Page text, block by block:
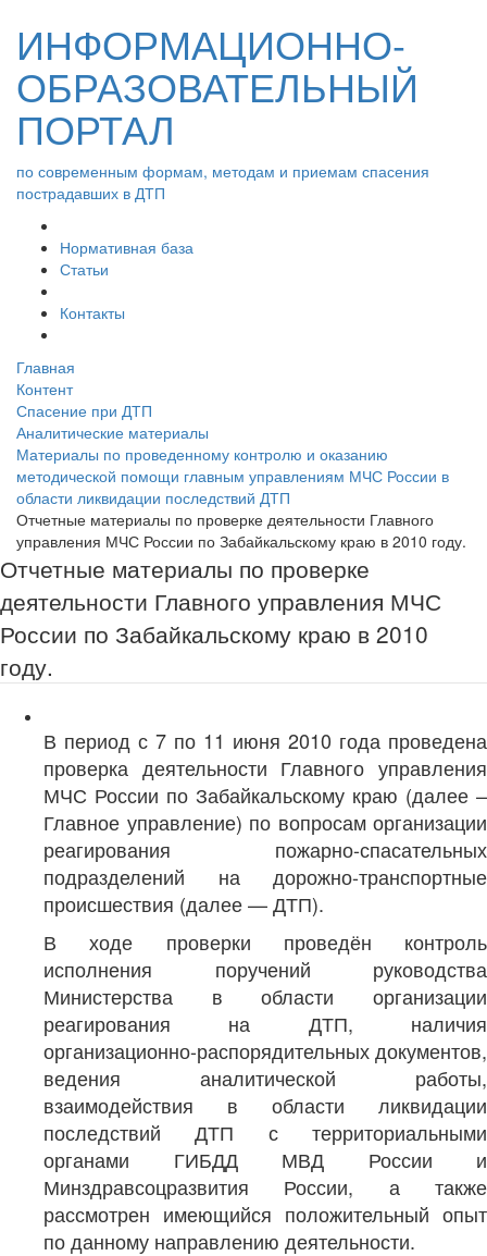
ИНФОРМАЦИОННО-
ОБРАЗОВАТЕЛЬНЫЙ
ПОРТАЛ
по современным формам, методам и приемам спасения
пострадавших в ДТП
Нормативная база
Статьи
Контакты
Главная
Контент
Спасение при ДТП
Аналитические материалы
Материалы по проведенному контролю и оказанию
методической помощи главным управлениям МЧС России в
области ликвидации последствий ДТП
Отчетные материалы по проверке деятельности Главного
управления МЧС России по Забайкальскому краю в 2010 году.
Отчетные материалы по проверке
деятельности Главного управления МЧС
России по Забайкальскому краю в 2010
году.
В период с 7 по 11 июня 2010 года проведена
проверка деятельности Главного управления
МЧС России по Забайкальскому краю (далее –
Главное управление) по вопросам организации
реагирования пожарно-спасательных
подразделений на дорожно-транспортные
происшествия (далее — ДТП).
В ходе проверки проведён контроль
исполнения поручений руководства
Министерства в области организации
реагирования на ДТП, наличия
организационно-распорядительных документов,
ведения аналитической работы,
взаимодействия в области ликвидации
последствий ДТП с территориальными
органами ГИБДД МВД России и
Минздравсоцразвития России, а также
рассмотрен имеющийся положительный опыт
по данному направлению деятельности.